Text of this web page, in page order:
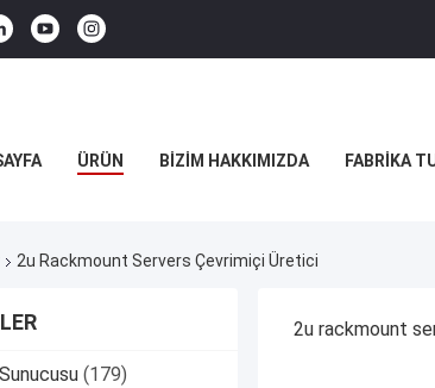
ÜRÜN BIZIM HAKKIMIZDA FABRIKA
2u Rackmount Servers Çevrimiçi Üretici
(179)
2u rackmount